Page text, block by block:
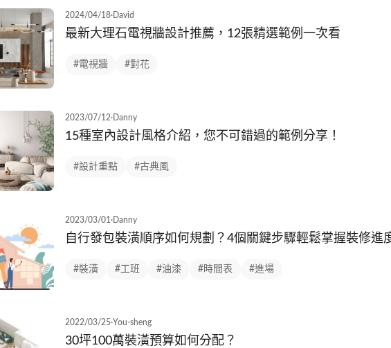
2024/04/18· David
最新大理石電視牆設計推薦，12張精選範例一次看
#電視牆 #對花
2023/07/12· Danny
15種室內設計風格介紹，您不可錯過的範例分享！
#設計重點 #古典風
2023/03/01 · Danny
自行發包裝潢順序如何規劃？4個關鍵步驟輕鬆掌握裝修進
#裝潢 #工班 #油漆 #時間表 #進場
2022/03/25·You-sheng
30坪100萬裝潢預算如何分配？